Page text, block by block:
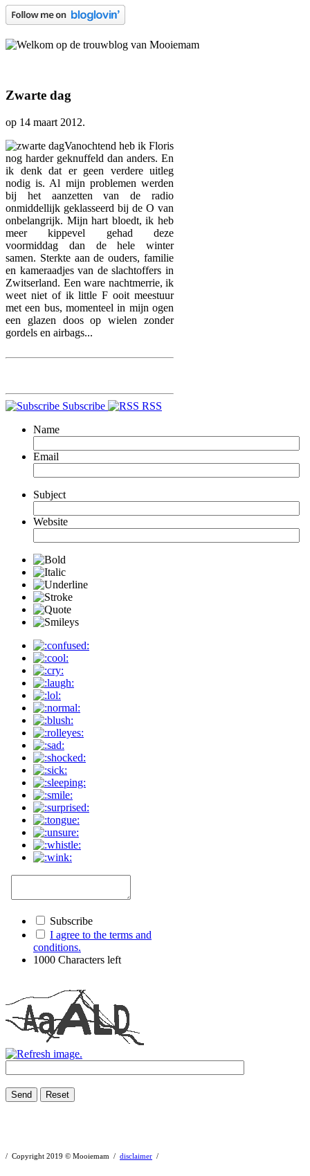
Zwarte dag
op 14 maart 2012.
Vanochtend heb ik Floris
nog harder geknuffeld dan anders. En
ik denk dat er geen verdere uitleg
nodig is. Al mijn problemen werden
bij het aanzetten van de radio
onmiddellijk geklasseerd bij de O van
onbelangrijk. Mijn hart bloedt, ik heb
meer kippevel gehad deze
voormiddag dan de hele winter
samen. Sterkte aan de ouders, familie
en kameraadjes van de slachtoffers in
Zwitserland. Een ware nachtmerrie, ik
weet niet of ik little F ooit meestuur
met een bus, momenteel in mijn ogen
een glazen doos op wielen zonder
gordels en airbags...
Subscribe
RSS
Name
Email
Subject
Website
Subscribe
I agree to the terms and
conditions.
1000 Characters left
Send Reset
/ Copyright 2019 © Mooiemam / disclaimer /